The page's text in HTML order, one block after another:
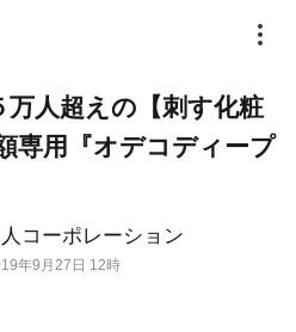
コーポレーション
年9月27日 12時
人超えの【刺す化粧
専用『オデコディープ